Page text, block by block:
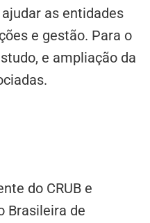
as entidades
e gestão. Para o
e ampliação da
do CRUB e
Brasileira de